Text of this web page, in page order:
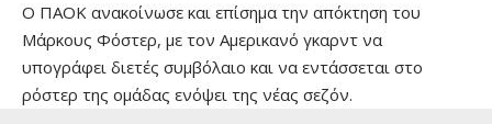
Ο ΠΑΟΚ ανακοίνωσε και επίσημα την απόκτηση του
Μάρκους Φόστερ, με τον Αμερικανό γκαρντ να
υπογράφει διετές συμβόλαιο και να εντάσσεται στο
ρόστερ της ομάδας ενόψει της νέας σεζόν.